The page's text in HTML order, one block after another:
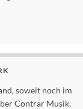
soweit noch im
Conträr Musik.